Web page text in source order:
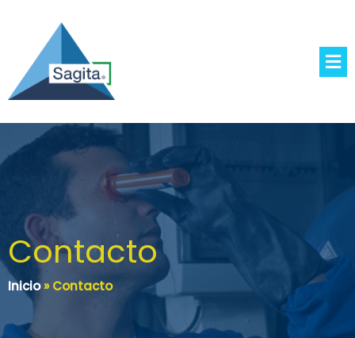
Contacto
Inicio»Contacto